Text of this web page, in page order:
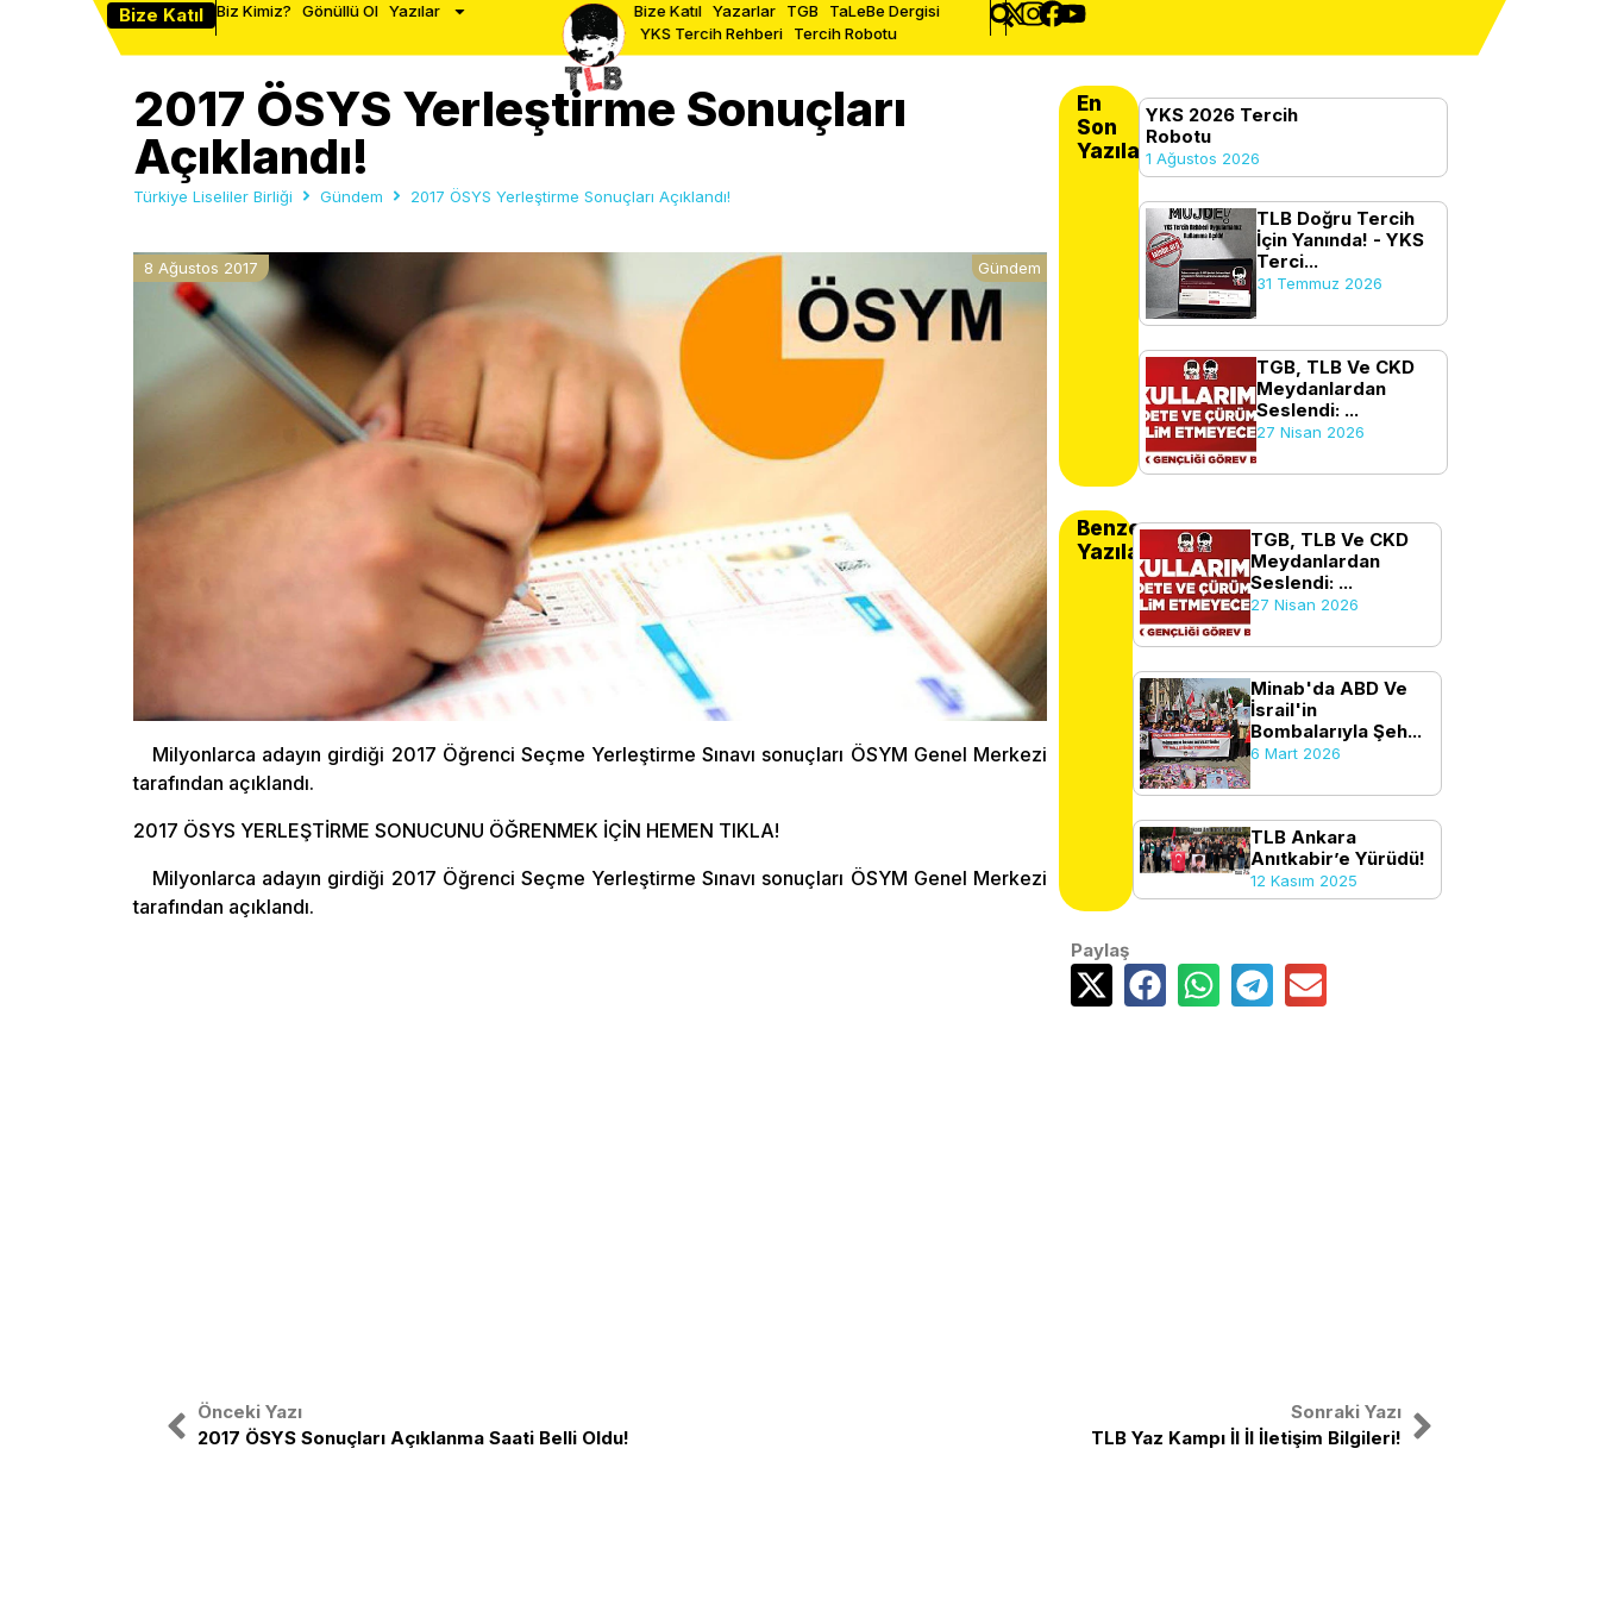
Bize Katıl Biz Kimiz? Gönüllü Ol Yazılar Bize Katıl Yazarlar TGB TaLeBe Dergisi
YKS Tercih Rehberi Tercih Robotu
2017 ÖSYS Yerleştirme Sonuçları
Açıklandı!
Türkiye Liseliler Birliği Gündem 2017 ÖSYS Yerleştirme Sonuçları Açıklandı!
8 Ağustos 2017 Gündem
Milyonlarca adayın girdiği 2017 Öğrenci Seçme Yerleştirme Sınavı sonuçları ÖSYM Genel Merkezi
tarafından açıklandı.
2017 ÖSYS YERLEŞTİRME SONUCUNU ÖĞRENMEK İÇİN HEMEN TIKLA!
Milyonlarca adayın girdiği 2017 Öğrenci Seçme Yerleştirme Sınavı sonuçları ÖSYM Genel Merkezi
tarafından açıklandı.
En
Son
Yazılanlar
YKS 2026 Tercih
Robotu
1 Ağustos 2026
TLB Doğru Tercih
İçin Yanında! - YKS
Terci...
31 Temmuz 2026
TGB, TLB Ve CKD
Meydanlardan
Seslendi: ...
27 Nisan 2026
Benzer
Yazılar
TGB, TLB Ve CKD
Meydanlardan
Seslendi: ...
27 Nisan 2026
Minab'da ABD Ve
İsrail'in
Bombalarıyla Şeh...
6 Mart 2026
TLB Ankara
Anıtkabir’e Yürüdü!
12 Kasım 2025
Paylaş
Önceki Yazı
2017 ÖSYS Sonuçları Açıklanma Saati Belli Oldu!
Sonraki Yazı
TLB Yaz Kampı İl İl İletişim Bilgileri!